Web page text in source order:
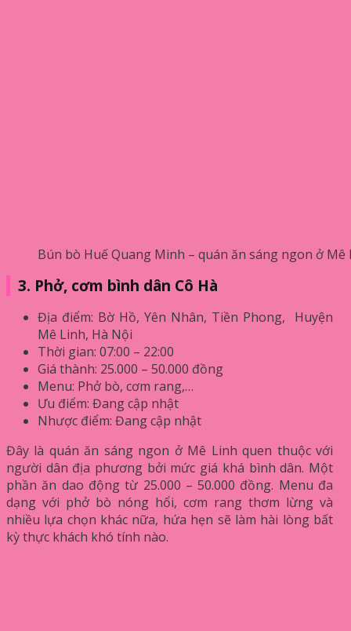
Bún bò Huế Quang Minh – quán ăn sáng ngon ở
3. Phở, cơm bình dân Cô Hà
Địa điểm: Bờ Hồ, Yên Nhân, Tiền Phong, Huyện
Mê Linh, Hà Nội
Thời gian: 07:00 – 22:00
Giá thành: 25.000 – 50.000 đồng
Menu: Phở bò, cơm rang,…
Ưu điểm: Đang cập nhật
Nhược điểm: Đang cập nhật
Đây là quán ăn sáng ngon ở Mê Linh quen thuộc với
người dân địa phương bởi mức giá khá bình dân. Một
phần ăn dao động từ 25.000 – 50.000 đồng. Menu đa
dạng với phở bò nóng hổi, cơm rang thơm lừng và
nhiều lựa chọn khác nữa, hứa hẹn sẽ làm hài lòng bất
kỳ thực khách khó tính nào.